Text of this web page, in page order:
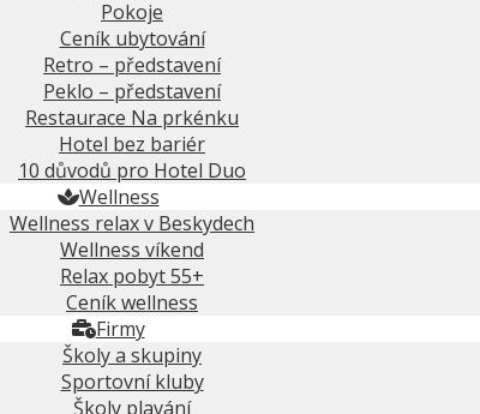
Pokoje
Ceník ubytování
Retro – představení
Peklo – představení
Restaurace Na prkénku
Hotel bez bariér
10 důvodů pro Hotel Duo
Wellness
Wellness relax v Beskydech
Wellness víkend
Relax pobyt 55+
Ceník wellness
Firmy
Školy a skupiny
Sportovní kluby
Školy plavání